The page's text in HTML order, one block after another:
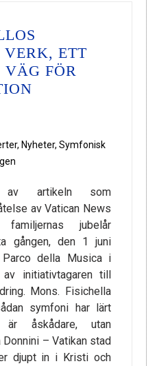
ETT
VÄG FÖR
, Nyheter, Symfonisk
av artikeln som
av Vatican News
jubelår
gången, den 1 juni
della Musica i
initiativtagaren till
Mons. Fisichella
symfoni har lärt
åskådare, utan
– Vatikan stad
djupt in i Kristi och